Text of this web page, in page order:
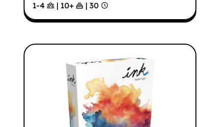
1-4
| 10+ | 30